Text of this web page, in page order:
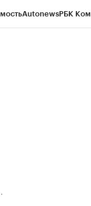
AutonewsРБК